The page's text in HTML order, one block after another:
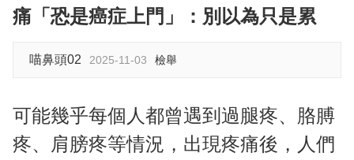
u
t
痛「恐是癌症上門」：別以為只是累
喵鼻頭02 2025-11-03 檢舉
可能幾乎每個人都曾遇到過腿疼、胳膊
疼、肩膀疼等情況，出現疼痛後，人們